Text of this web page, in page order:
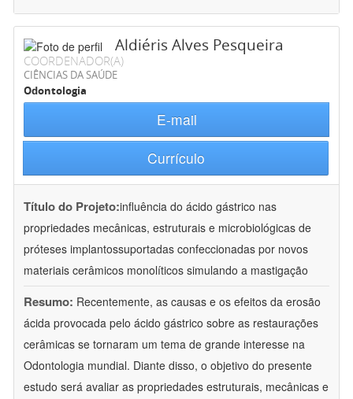
Aldiéris Alves Pesqueira
COORDENADOR(A)
CIÊNCIAS DA SAÚDE
Odontologia
E-mail
Currículo
Título do Projeto:influência do ácido gástrico nas
propriedades mecânicas, estruturais e microbiológicas de
próteses implantossuportadas confeccionadas por novos
materiais cerâmicos monolíticos simulando a mastigação
Resumo: Recentemente, as causas e os efeitos da erosão
ácida provocada pelo ácido gástrico sobre as restaurações
cerâmicas se tornaram um tema de grande interesse na
Odontologia mundial. Diante disso, o objetivo do presente
estudo será avaliar as propriedades estruturais, mecânicas e